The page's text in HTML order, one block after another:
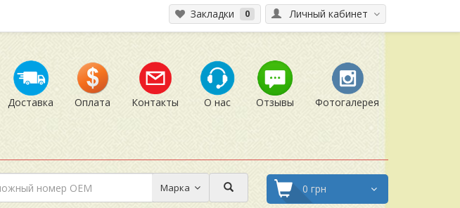
Личный кабинет
Закладки 0
Доставка Оплата Контакты О нас Отзывы Фотогалерея
Марка 0 грн